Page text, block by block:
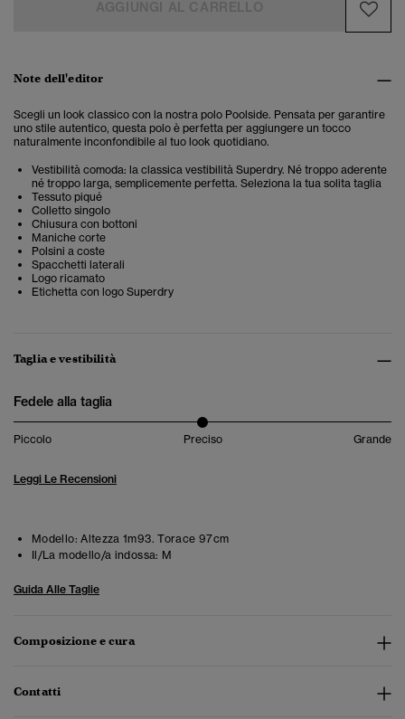
Note dell'editor
Scegli un look classico con la nostra polo Poolside. Pensata per garantire
uno stile autentico, questa polo è perfetta per aggiungere un tocco
naturalmente inconfondibile al tuo look quotidiano.
Vestibilità comoda: la classica vestibilità Superdry. Né troppo aderente
né troppo larga, semplicemente perfetta. Seleziona la tua solita taglia
Tessuto piqué
Colletto singolo
Chiusura con bottoni
Maniche corte
Polsini a coste
Spacchetti laterali
Logo ricamato
Etichetta con logo Superdry
Taglia e vestibilità
Fedele alla taglia
Piccolo Preciso Grande
Leggi Le Recensioni
Modello: Altezza 1m93. Torace 97cm
Il/La modello/a indossa: M
Guida Alle Taglie
Composizione e cura
Contatti